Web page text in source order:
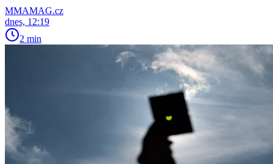
MMAMAG.cz
dnes, 12:19
2 min